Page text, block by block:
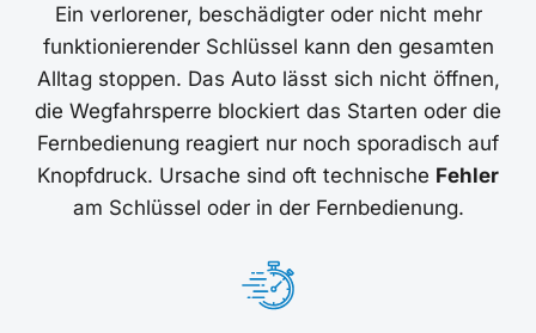
Ein verlorener, beschädigter oder nicht mehr
funktionierender Schlüssel kann den gesamten
Alltag stoppen. Das Auto lässt sich nicht öffnen,
die Wegfahrsperre blockiert das Starten oder die
Fernbedienung reagiert nur noch sporadisch auf
Knopfdruck. Ursache sind oft technische Fehler
am Schlüssel oder in der Fernbedienung.